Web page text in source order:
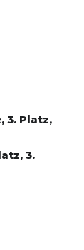
3. Platz,
3.